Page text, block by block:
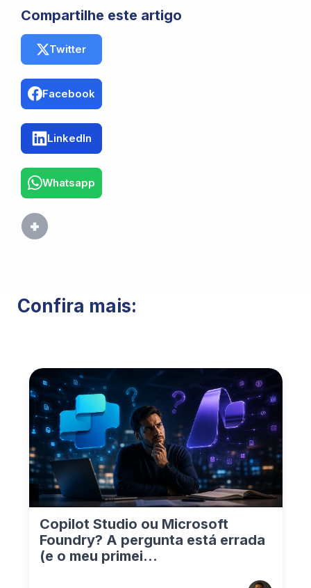
Compartilhe este artigo
Twitter
Facebook
LinkedIn
Whatsapp
Confira mais:
Copilot Studio ou Microsoft
Foundry? A pergunta está errada
(e o meu primei...